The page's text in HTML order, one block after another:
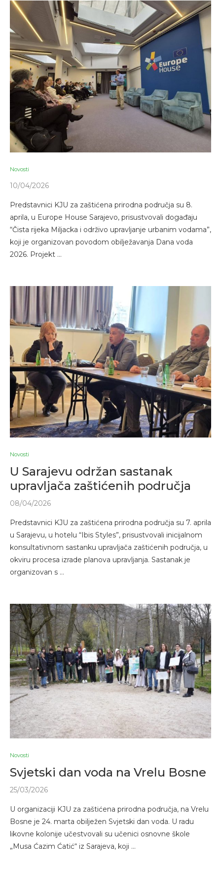
Novosti
10/04/2026
Predstavnici KJU za zaštićena prirodna područja su 8.
aprila, u Europe House Sarajevo, prisustvovali događaju
“Čista rijeka Miljacka i održivo upravljanje urbanim vodama”,
koji je organizovan povodom obilježavanja Dana voda
2026. Projekt …
Novosti
U Sarajevu održan sastanak
upravljača zaštićenih područja
08/04/2026
Predstavnici KJU za zaštićena prirodna područja su 7. aprila
u Sarajevu, u hotelu “Ibis Styles”, prisustvovali inicijalnom
konsultativnom sastanku upravljača zaštićenih područja, u
okviru procesa izrade planova upravljanja. Sastanak je
organizovan s …
Novosti
Svjetski dan voda na Vrelu Bosne
25/03/2026
U organizaciji KJU za zaštićena prirodna područja, na Vrelu
Bosne je 24. marta obilježen Svjetski dan voda. U radu
likovne kolonije učestvovali su učenici osnovne škole
„Musa Ćazim Ćatić“ iz Sarajeva, koji …